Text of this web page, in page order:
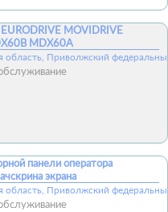
MOVIDRIVE
MDX60A
область, Приволжский
панели оператора
экрана
область, Приволжский